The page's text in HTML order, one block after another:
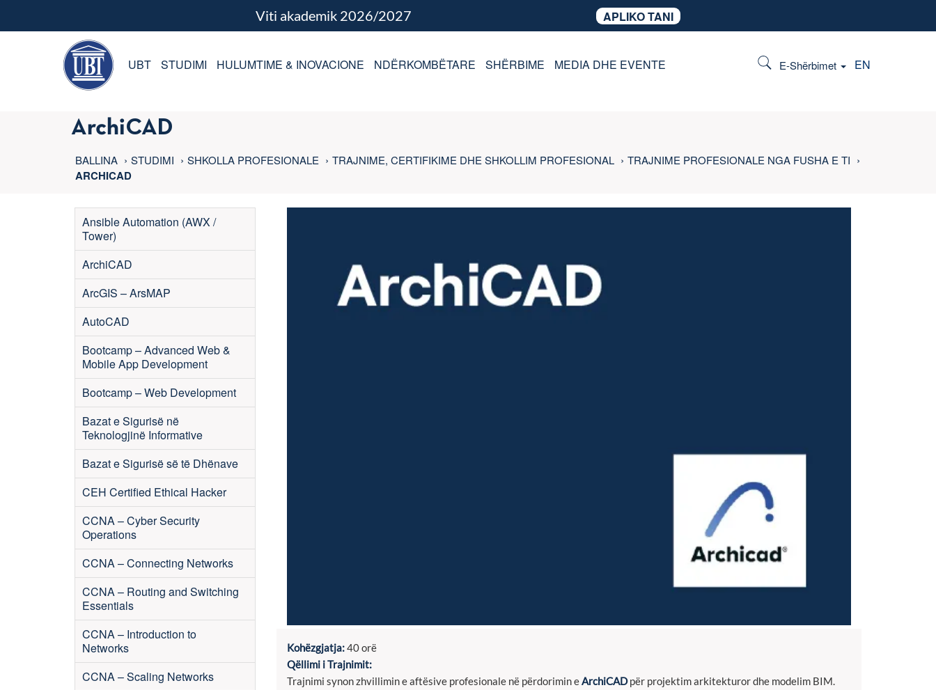
Viti akademik 2026/2027 APLIKO TANI
E-Shërbimet EN
UBT STUDIMI HULUMTIME & INOVACIONE NDËRKOMBËTARE SHËRBIME MEDIA DHE EVENTE
ArchiCAD
BALLINA STUDIMI SHKOLLA PROFESIONALE TRAJNIME, CERTIFIKIME DHE SHKOLLIM PROFESIONAL TRAJNIME PROFESIONALE NGA FUSHA E TI
ARCHICAD
Ansible Automation (AWX /
Tower)
ArchiCAD
ArcGIS – ArsMAP
AutoCAD
Bootcamp – Advanced Web &
Mobile App Development
Bootcamp – Web Development
Bazat e Sigurisë në
Teknologjinë Informative
Bazat e Sigurisë së të Dhënave
CEH Certified Ethical Hacker
CCNA – Cyber Security
Operations
CCNA – Connecting Networks
CCNA – Routing and Switching
Essentials
CCNA – Introduction to
Networks
CCNA – Scaling Networks
Kohëzgjatja:40 orë
Qëllimi i Trajnimit:
Trajnimi synon zhvillimin e aftësive profesionale në përdorimin eArchiCADpër projektim arkitekturor dhe modelim BIM.